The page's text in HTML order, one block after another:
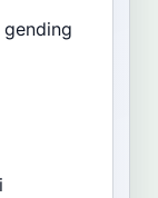
gending